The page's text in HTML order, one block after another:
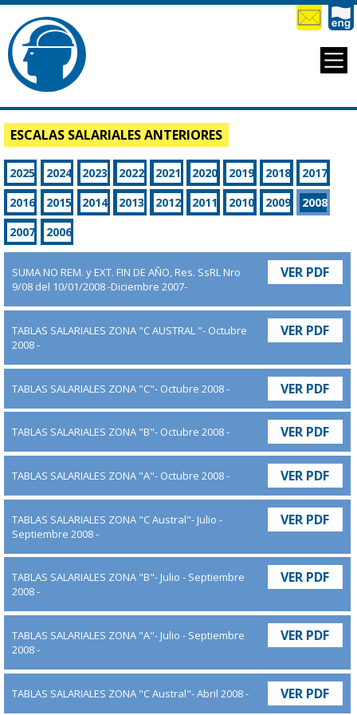
ESCALAS SALARIALES ANTERIORES
2025 2024 2023 2022 2021 2020 2019 2018
2017
2016
2015 2014 2013 2012 2011 2010 2009
2008
2007
2006
SUMA NO REM. y EXT. FIN DE AÑO, Res. SsRL Nro
9/08 del 10/01/2008 -Diciembre 2007-
VER PDF
TABLAS SALARIALES ZONA "C AUSTRAL "- Octubre
2008 -
VER PDF
TABLAS SALARIALES ZONA "C"- Octubre 2008 - VER PDF
TABLAS SALARIALES ZONA "B"- Octubre 2008 - VER PDF
TABLAS SALARIALES ZONA "A"- Octubre 2008 - VER PDF
TABLAS SALARIALES ZONA "C Austral"- Julio -
Septiembre 2008 -
VER PDF
TABLAS SALARIALES ZONA "B"- Julio - Septiembre
2008 -
VER PDF
TABLAS SALARIALES ZONA "A"- Julio - Septiembre
2008 -
VER PDF
TABLAS SALARIALES ZONA "C Austral"- Abril 2008 - VER PDF